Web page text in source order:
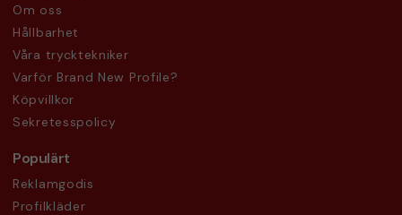
Om oss
Hållbarhet
Våra trycktekniker
Varför Brand New Profile?
Köpvillkor
Sekretesspolicy
Populärt
Reklamgodis
Profilkläder